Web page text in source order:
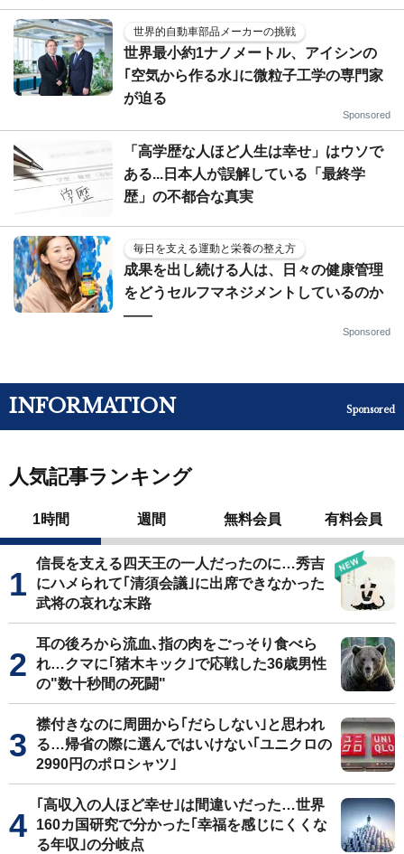
世界的自動車部品メーカーの挑戦
世界最小約1ナノメートル、アイシンの
｢空気から作る水｣に微粒子工学の専門家
が迫る
Sponsored
「高学歴な人ほど人生は幸せ」はウソで
ある...日本人が誤解している「最終学
歴」の不都合な真実
毎日を支える運動と栄養の整え方
成果を出し続ける人は、日々の健康管理
をどうセルフマネジメントしているのか
——
Sponsored
INFORMATION Sponsored
人気記事ランキング
1時間 週間 無料会員 有料会員
信長を支える四天王の一人だったのに…秀吉
にハメられて｢清須会議｣に出席できなかった
武将の哀れな末路
耳の後ろから流血､指の肉をごっそり食べら
れ…クマに｢猪木キック｣で応戦した36歳男性
の"数十秒間の死闘"
襟付きなのに周囲から｢だらしない｣と思われ
る…帰省の際に選んではいけない｢ユニクロの
2990円のポロシャツ｣
｢高収入の人ほど幸せ｣は間違いだった…世界
160カ国研究で分かった｢幸福を感じにくくな
る年収｣の分岐点